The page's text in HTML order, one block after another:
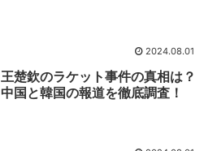
2024.08.01
王楚欽のラケット事件の真相は？
中国と韓国の報道を徹底調査！